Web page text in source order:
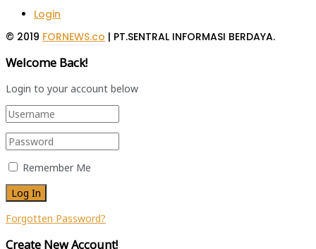
Login
© 2019 FORNEWS.co | PT.SENTRAL INFORMASI BERDAYA.
Welcome Back!
Login to your account below
Remember Me
Forgotten Password?
Create New Account!